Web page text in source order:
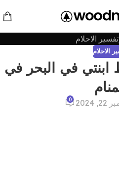
تفسير الاحلام
الاحلام
في البحر في
0